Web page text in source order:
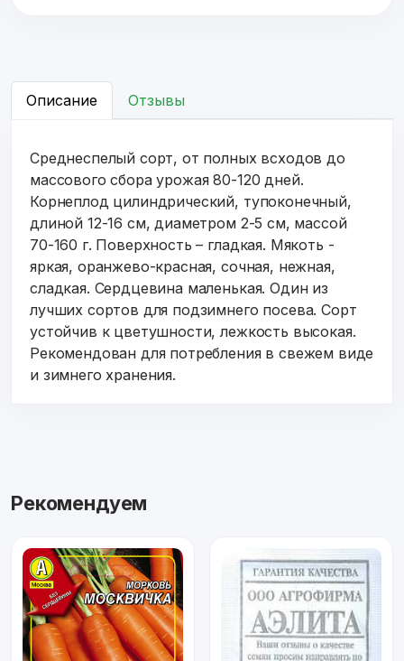
Описание Отзывы
Среднеспелый сорт, от полных всходов до
массового сбора урожая 80-120 дней.
Корнеплод цилиндрический, тупоконечный,
длиной 12-16 см, диаметром 2-5 см, массой
70-160 г. Поверхность – гладкая. Мякоть -
яркая, оранжево-красная, сочная, нежная,
сладкая. Сердцевина маленькая. Один из
лучших сортов для подзимнего посева. Сорт
устойчив к цветушности, лежкость высокая.
Рекомендован для потребления в свежем виде
и зимнего хранения.
Рекомендуем